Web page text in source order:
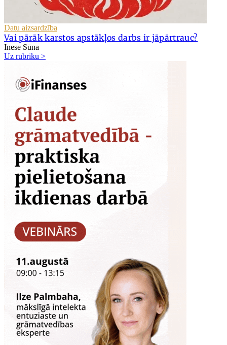
Datu aizsardzība
Vai pārāk karstos apstākļos darbs ir jāpārtrauc?
Inese Sūna
Uz rubriku >